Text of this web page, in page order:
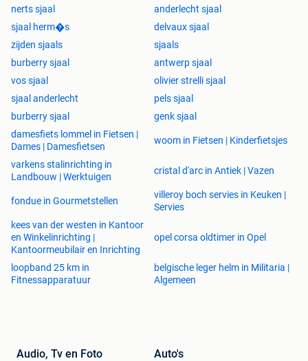
nerts sjaal
anderlecht sjaal
sjaal herm�s
delvaux sjaal
zijden sjaals
sjaals
burberry sjaal
antwerp sjaal
vos sjaal
olivier strelli sjaal
sjaal anderlecht
pels sjaal
burberry sjaal
genk sjaal
damesfiets lommel in Fietsen |
Dames | Damesfietsen
woom in Fietsen | Kinderfietsjes
varkens stalinrichting in
Landbouw | Werktuigen
cristal d'arc in Antiek | Vazen
fondue in Gourmetstellen
villeroy boch servies in Keuken |
Servies
kees van der westen in Kantoor
en Winkelinrichting |
Kantoormeubilair en Inrichting
opel corsa oldtimer in Opel
loopband 25 km in
Fitnessapparatuur
belgische leger helm in Militaria |
Algemeen
Audio, Tv en Foto Auto's